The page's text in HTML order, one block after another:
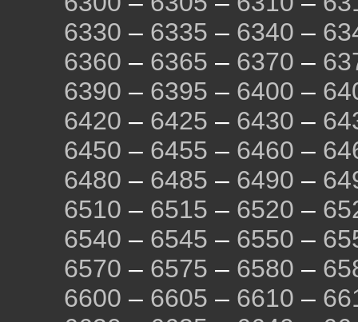
6330 – 6335 – 6340 –
6360 – 6365 – 6370 –
6390 – 6395 – 6400 –
6420 – 6425 – 6430 –
6450 – 6455 – 6460 –
6480 – 6485 – 6490 –
6510 – 6515 – 6520 –
6540 – 6545 – 6550 –
6570 – 6575 – 6580 –
6600 – 6605 – 6610 –